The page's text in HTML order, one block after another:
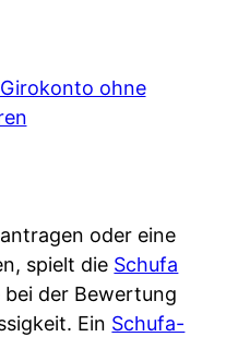
Girokonto ohne
oder eine
spielt die Schufa
bei der Bewertung
Ein Schufa-